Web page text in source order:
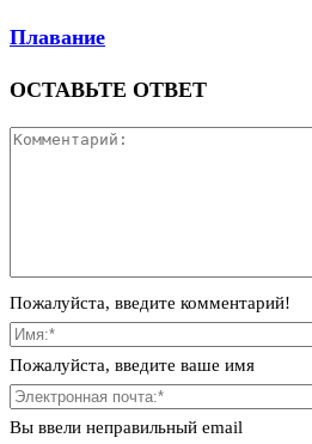
Плавание
ОСТАВЬТЕ ОТВЕТ
Пожалуйста, введите комментарий!
Пожалуйста, введите ваше имя
Вы ввели неправильный email